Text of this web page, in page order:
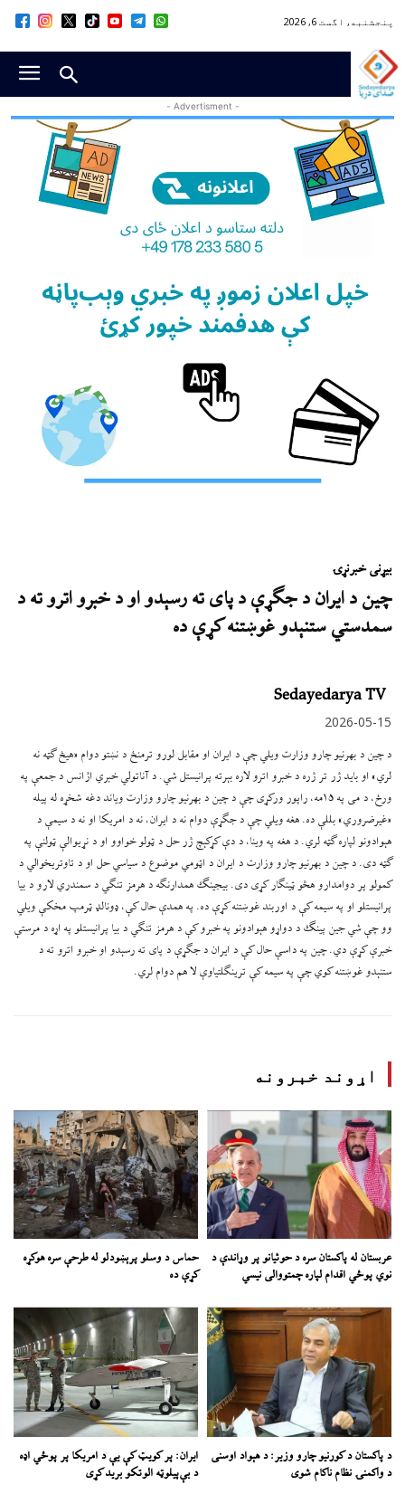
پنجشنبه, اگست 6, 2026
- Advertisment -
بیړنی خبرنړۍ
چین د ایران د جګړې د پای ته رسېدو او د خبرو اترو ته د
سمدستي ستنېدو غوښتنه کړې ده
Sedayedarya TV
2026-05-15
د چین د بهرنیو چارو وزارت ویلي چې د ایران او مقابل لورو ترمنځ د نښتو دوام «هیڅ ګټه نه
لري» او باید ژر تر ژره د خبرو اترو لاره بېرته پرانیستل شي. د آناتولي خبري اژانس د جمعې په
ورځ، د می په ۱۵مه، راپور ورکړی چې د چین د بهرنیو چارو وزارت ویاند دغه شخړه له پيله
«غیرضروري» بللې ده. هغه ویلي چې د جګړې دوام نه د ایران، نه د امریکا او نه د سیمې د
هېوادونو لپاره ګټه لري. د هغه په وینا، د دې کړکېچ ژر حل د ټولو خواوو او د نړیوالې ټولنې په
ګټه دی. د چین د بهرنیو چارو وزارت د ایران د اټومي موضوع د سیاسي حل او د تاوتریخوالي د
کمولو پر دوامدارو هڅو ټینګار کړی دی. بیجینګ همدارنګه د هرمز تنګي د سمندري لارو د بیا
پرانیستلو او په سیمه کې د اوربند غوښتنه کړې ده. په همدې حال کې، ډونالډ ټرمپ مخکې ویلي
وو چې شي جین پینګ د دواړو هېوادونو په خبرو کې د هرمز تنګي د بیا پرانیستلو په اړه د مرستې
خبرې کړې دي. چین په داسې حال کې د ایران د جګړې د پای ته رسېدو او خبرو اترو ته د
ستنېدو غوښتنه کوي چې په سیمه کې ترینګلتیاوې لا هم دوام لري.
اړوند خبرونه
عربستان له پاکستان سره د حوثیانو پر وړاندې د
نوي پوځي اقدام لپاره چمتووالی نیسي
حماس د وسلو پرېښودلو له طرحې سره هوکړه
کړې ده
د پاکستان د کورنیو چارو وزیر: د هېواد اوسنی
د واکمنۍ نظام ناکام شوی
ایران: پر کویټ کې یې د امریکا پر پوځي اډه
د بې‌پیلوټه الوتکو برید کړی